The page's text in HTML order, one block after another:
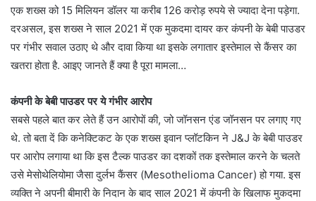
एक शख्स को 15 मिलियन डॉलर या करीब 126 करोड़ रुपये से ज्यादा देना पड़ेगा.
दरअसल, इस शख्स ने साल 2021 में एक मुकदमा दायर कर कंपनी के बेबी पाउडर
पर गंभीर सवाल उठाए थे और दावा किया था इसके लगातार इस्तेमाल से कैंसर का
खतरा होता है. आइए जानते हैं क्या है पूरा मामला…
कंपनी के बेबी पाउडर पर ये गंभीर आरोप
सबसे पहले बात कर लेते हैं उन आरोपों की, जो जॉनसन एंड जॉनसन पर लगाए गए
थे. तो बता दें कि कनेक्टिकट के एक शख्स इवान प्लॉटकिन ने J&J के बेबी पाउडर
पर आरोप लगाया था कि इस टैल्क पाउडर का दशकों तक इस्तेमाल करने के चलते
उसे मेसोथेलियोमा जैसा दुर्लभ कैंसर (Mesothelioma Cancer) हो गया. इस
व्यक्ति ने अपनी बीमारी के निदान के बाद साल 2021 में कंपनी के खिलाफ मुकदमा